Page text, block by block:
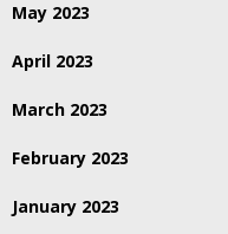
May 2023
April 2023
March 2023
February 2023
January 2023